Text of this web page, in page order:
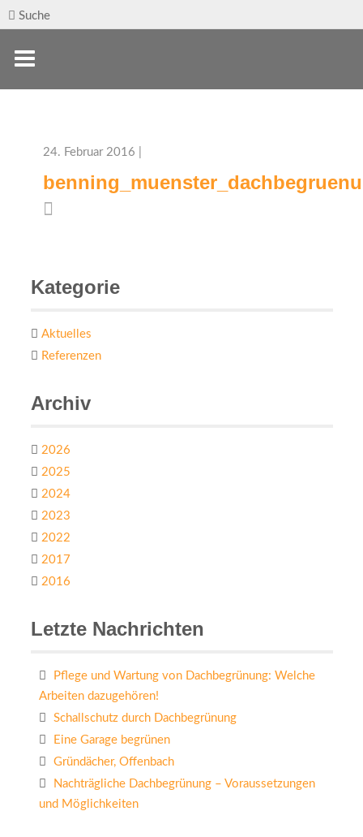
Suche
24. Februar 2016 |
Kategorie
Aktuelles
Referenzen
Archiv
2026
2025
2024
2023
2022
2017
2016
Letzte Nachrichten
Pflege und Wartung von Dachbegrünung: Welche
Arbeiten dazugehören!
Schallschutz durch Dachbegrünung
Eine Garage begrünen
Gründächer, Offenbach
Nachträgliche Dachbegrünung – Voraussetzungen
und Möglichkeiten